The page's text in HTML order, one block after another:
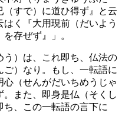
すで）に道ひ得ず』と云
く『大用現前（だいよう
存ぜず』」。
う）は、これ即ち、仏法の
）なり。もし、一転語に
（せんがだいちめうじゃ
。また、即身是仏（そくし
、この一転語の言下に